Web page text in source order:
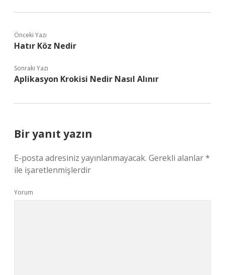
Önceki Yazı
Hatır Köz Nedir
Sonraki Yazı
Aplikasyon Krokisi Nedir Nasıl Alınır
Bir yanıt yazın
E-posta adresiniz yayınlanmayacak. Gerekli alanlar*
ile işaretlenmişlerdir
Yorum